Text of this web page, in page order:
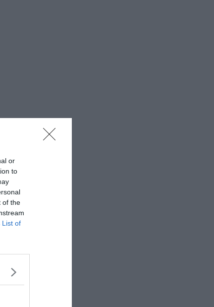
or
to
of the
List of